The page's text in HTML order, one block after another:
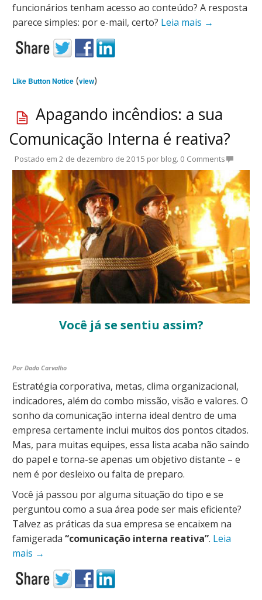
funcionários tenham acesso ao conteúdo? A resposta
parece simples: por e-mail, certo? Leia mais →
Like Button Notice (view)
Apagando incêndios: a sua
Comunicação Interna é reativa?
Postado em 2 de dezembro de 2015 por blog. 0 Comments
Você já se sentiu assim?
Por Dado Carvalho
Estratégia corporativa, metas, clima organizacional,
indicadores, além do combo missão, visão e valores. O
sonho da comunicação interna ideal dentro de uma
empresa certamente inclui muitos dos pontos citados.
Mas, para muitas equipes, essa lista acaba não saindo
do papel e torna-se apenas um objetivo distante – e
nem é por desleixo ou falta de preparo.
Você já passou por alguma situação do tipo e se
perguntou como a sua área pode ser mais eficiente?
Talvez as práticas da sua empresa se encaixem na
famigerada “comunicação interna reativa”. Leia
mais →